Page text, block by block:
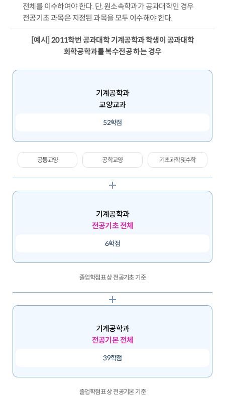
전체를 이수하여야 한다. 단, 원소속학과가 공과대학인 경우
전공기초 과목은 지정된 과목을 모두 이수해야 한다.
[예시] 2011학번 공과대학 기계공학과 학생이 공과대학
화학공학과를 복수전공 하는 경우
기계공학과
교양교과
52학점
공통교양 공학교양 기초과학및수학
기계공학과
전공기초 전체
6학점
졸업학점표 상 전공기초 기준
기계공학과
전공기본 전체
39학점
졸업학점표 상 전공기본 기준